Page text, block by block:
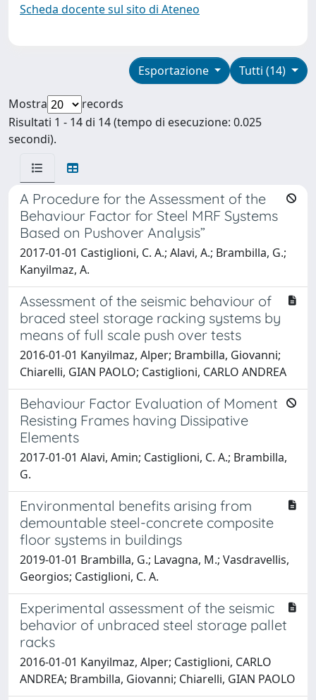
Scheda docente sul sito di Ateneo
Tutti (14)
Esportazione
Mostra
records
Risultati 1 - 14 di 14 (tempo di esecuzione: 0.025
secondi).
A Procedure for the Assessment of the
Behaviour Factor for Steel MRF Systems
Based on Pushover Analysis”
2017-01-01 Castiglioni, C. A.; Alavi, A.; Brambilla, G.;
Kanyilmaz, A.
Assessment of the seismic behaviour of
braced steel storage racking systems by
means of full scale push over tests
2016-01-01 Kanyilmaz, Alper; Brambilla, Giovanni;
Chiarelli, GIAN PAOLO; Castiglioni, CARLO ANDREA
Behaviour Factor Evaluation of Moment
Resisting Frames having Dissipative
Elements
2017-01-01 Alavi, Amin; Castiglioni, C. A.; Brambilla,
G.
Environmental benefits arising from
demountable steel-concrete composite
floor systems in buildings
2019-01-01 Brambilla, G.; Lavagna, M.; Vasdravellis,
Georgios; Castiglioni, C. A.
Experimental assessment of the seismic
behavior of unbraced steel storage pallet
racks
2016-01-01 Kanyilmaz, Alper; Castiglioni, CARLO
ANDREA; Brambilla, Giovanni; Chiarelli, GIAN PAOLO